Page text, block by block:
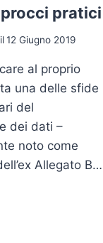
pratici
12 Giugno 2019
al proprio
una delle sfide
del
dei dati –
noto come
Allegato B…